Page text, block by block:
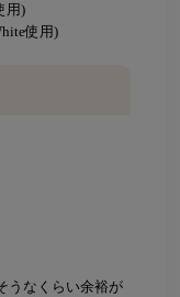
用)
使用)
うなくらい余裕が